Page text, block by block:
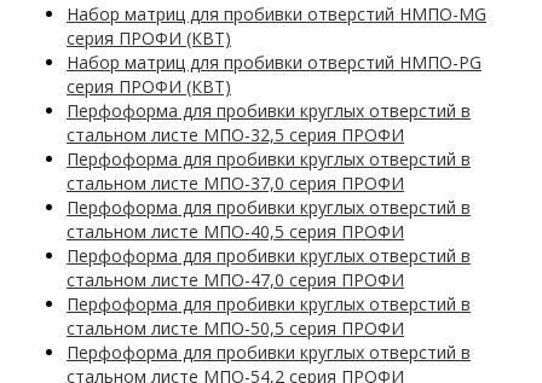
Набор матриц для пробивки отверстий НМПО-MG
серия ПРОФИ (КВТ)
Набор матриц для пробивки отверстий НМПО-PG
серия ПРОФИ (КВТ)
Перфоформа для пробивки круглых отверстий в
стальном листе МПО-32,5 серия ПРОФИ
Перфоформа для пробивки круглых отверстий в
стальном листе МПО-37,0 серия ПРОФИ
Перфоформа для пробивки круглых отверстий в
стальном листе МПО-40,5 серия ПРОФИ
Перфоформа для пробивки круглых отверстий в
стальном листе МПО-47,0 серия ПРОФИ
Перфоформа для пробивки круглых отверстий в
стальном листе МПО-50,5 серия ПРОФИ
Перфоформа для пробивки круглых отверстий в
стальном листе МПО-54,2 серия ПРОФИ